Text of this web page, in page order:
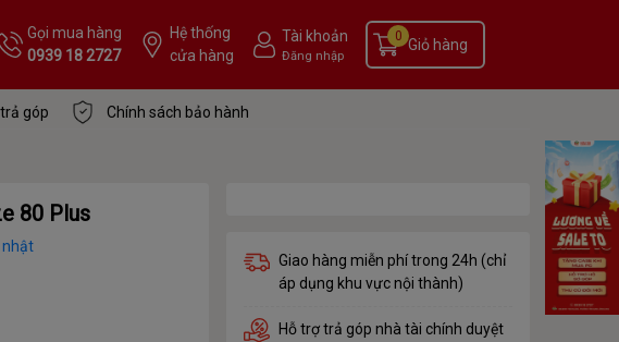
Gọi mua hàng
0939 18 2727
Hệ thống
cửa hàng
Tài khoản
Đăng nhập
Giỏ hàng
0
góp Chính sách bảo hành
80 Plus
nhật
Giao hàng miễn phí trong 24h (chỉ
áp dụng khu vực nội thành)
Hỗ trợ trả góp nhà tài chính duyệt